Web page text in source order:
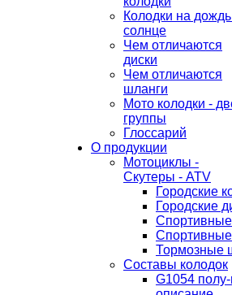
Колодки на
солнце
Чем отличаются
диски
Чем отличаются
шланги
Мото колодки -
группы
Глоссарий
О продукции
Мотоциклы -
Скутеры - ATV
Городские
Городские
Спортивные
Спортивные
Тормозные
Составы колодок
G1054